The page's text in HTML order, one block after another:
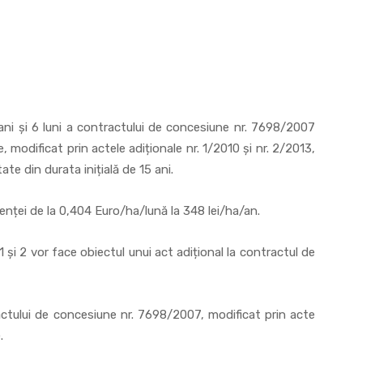
și 6 luni a contractului de concesiune nr. 7698/2007
modificat prin actele adiționale nr. 1/2010 și nr. 2/2013,
din durata inițială de 15 ani.
de la 0,404 Euro/ha/lună la 348 lei/ha/an.
și 2 vor face obiectul unui act adițional la contractul de
de concesiune nr. 7698/2007, modificat prin acte